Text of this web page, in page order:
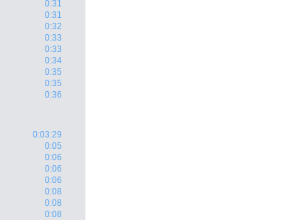
0:31
0:31
0:32
0:33
0:33
0:34
0:35
0:35
0:36
0:03:29
0:05
0:06
0:06
0:06
0:08
0:08
0:08